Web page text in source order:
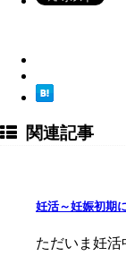
関連記事
妊活～妊娠初期
ただいま妊